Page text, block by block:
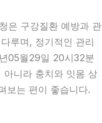
은 구강질환 예방과 관
루며, 정기적인 관리
05월29일 20시32분
아니라 충치와 잇몸 상
보는 편이 좋습니다.